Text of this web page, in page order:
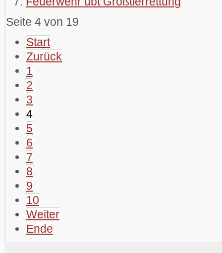
Seite 4 von 19
Start
Zurück
1
2
3
4
5
6
7
8
9
10
Weiter
Ende